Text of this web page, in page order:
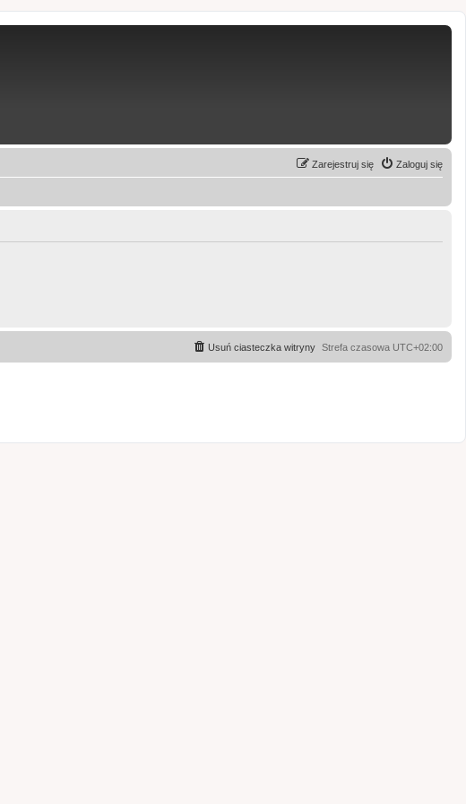
Zaloguj się
Zarejestruj się
Strefa czasowa UTC+02:00
Usuń ciasteczka witryny